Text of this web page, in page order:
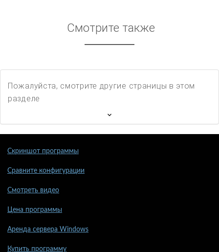
Смотрите также
Пожалуйста, смотрите другие страницы в этом
разделе
Скриншот программы
Сравните конфигурации
Смотреть видео
Цена программы
Аренда сервера Windows
Купить программу